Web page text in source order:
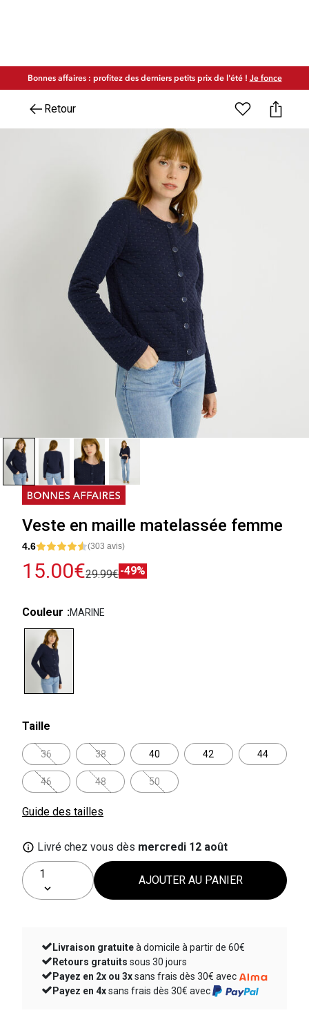
Bonnes affaires : profitez des derniers petits prix de l'été ! Je fonce
Retour
Veste en maille matelassée femme
4.6 (303 avis)
15.00€29.99€-49%
Couleur MARINE
Taille
36 38 40 42 44
46 48 50
Guide des tailles
Livré chez vous dès mercredi 12 août
AJOUTER AU PANIER
Livraison gratuite
à domicile à partir de 60€
Retours gratuits
sous 30 jours
Payez en 2x ou 3x
sans frais dès 30€ avec
Payez en 4x
sans frais dès 30€ avec